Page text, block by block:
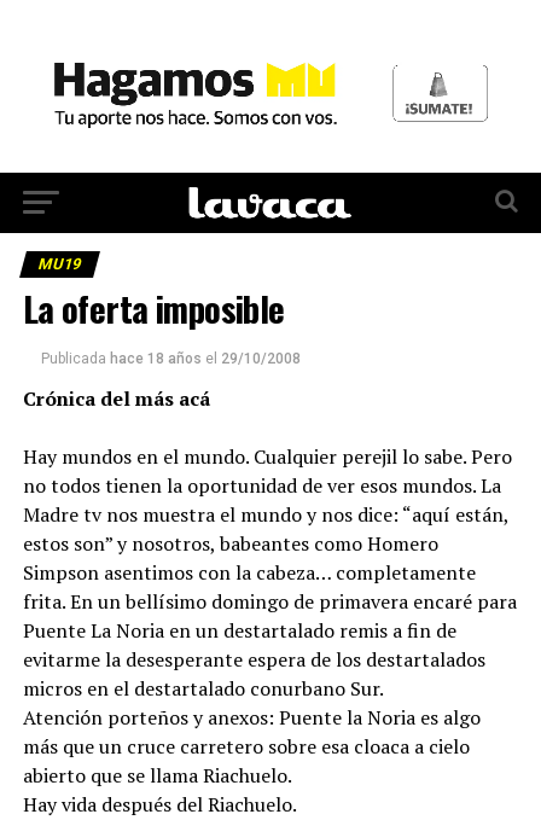
MU19
La oferta imposible
Publicada hace 18 años el 29/10/2008
Crónica del más acá
Hay mundos en el mundo. Cualquier perejil lo sabe. Pero
no todos tienen la oportunidad de ver esos mundos. La
Madre tv nos muestra el mundo y nos dice: “aquí están,
estos son” y nosotros, babeantes como Homero
Simpson asentimos con la cabeza… completamente
frita. En un bellísimo domingo de primavera encaré para
Puente La Noria en un destartalado remis a fin de
evitarme la desesperante espera de los destartalados
micros en el destartalado conurbano Sur.
Atención porteños y anexos: Puente la Noria es algo
más que un cruce carretero sobre esa cloaca a cielo
abierto que se llama Riachuelo.
Hay vida después del Riachuelo.